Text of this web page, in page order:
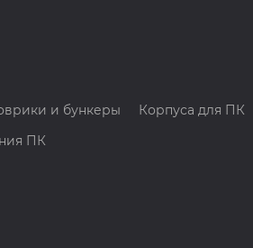
и бункеры
Корпуса для ПК
ПК